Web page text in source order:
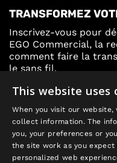
TRANSFORMEZ
Inscrivez-vous pour
EGO Commercial, la
comment faire la
le sans fil.
This website uses
When you visit our
collect information. The
you, your preferences or
the site work as you
personalized web